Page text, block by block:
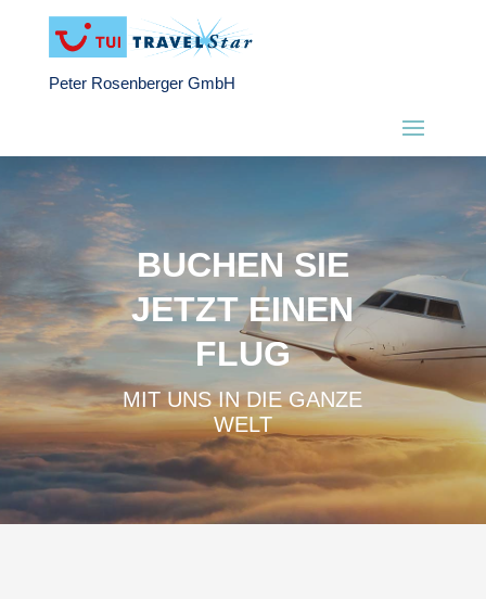
Peter Rosenberger GmbH
BUCHEN SIE
JETZT EINEN
FLUG
MIT UNS IN DIE GANZE
WELT